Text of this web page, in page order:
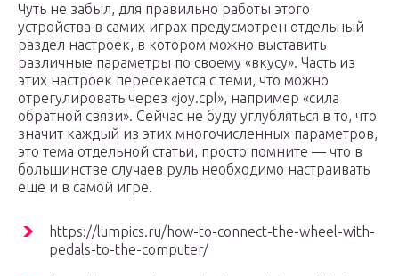
Чуть не забыл, для правильно работы этого
устройства в самих играх предусмотрен отдельный
раздел настроек, в котором можно выставить
различные параметры по своему «вкусу». Часть из
этих настроек пересекается с теми, что можно
отрегулировать через «joy.cpl», например «сила
обратной связи». Сейчас не буду углубляться в то, что
значит каждый из этих многочисленных параметров,
это тема отдельной статьи, просто помните — что в
большинстве случаев руль необходимо настраивать
еще и в самой игре.
https://lumpics.ru/how-to-connect-the-wheel-with-
pedals-to-the-computer/